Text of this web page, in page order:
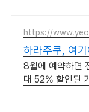
https://
하라주쿠, 여
대 81% 할인
8월에 예약하면
대 52% 할인된